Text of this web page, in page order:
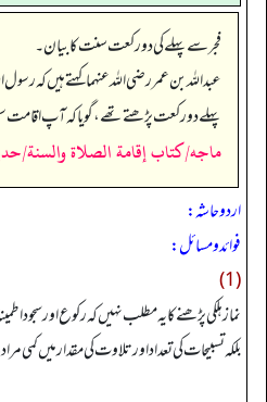
فجر سے پہلے کی دو رکعت سنت کا بیان۔
عبداللہ بن عمر رضی اللہ عنہما کہتے ہیں کہ رسول
پہلے دو رکعت پڑھتے تھے، گویا کہ آپ
ماجه/كتاب إقامة الصلاة والسنة/حدیث:
اردو حاشہ:
فوائد و مسائل:
(1)
نماز ہلکی پڑھنے کا یہ مطلب نہیں کہ رکوع اور سجود
بلکہ تسبیحات کی تعداد اور تلاوت کی مقدار میں کمی